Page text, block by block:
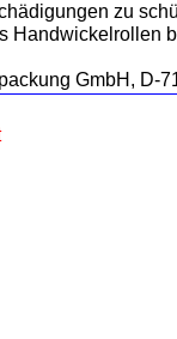
zu
Handwickelrollen
GmbH, D-